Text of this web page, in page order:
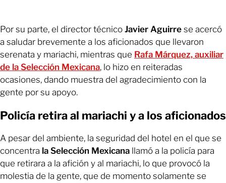
Por su parte, el director técnico Javier Aguirre se acercó
a saludar brevemente a los aficionados que llevaron
serenata y mariachi, mientras que Rafa Márquez, auxiliar
de la Selección Mexicana, lo hizo en reiteradas
ocasiones, dando muestra del agradecimiento con la
gente por su apoyo.
Policía retira al mariachi y a los aficionados
A pesar del ambiente, la seguridad del hotel en el que se
concentra la Selección Mexicana llamó a la policía para
que retirara a la afición y al mariachi, lo que provocó la
molestia de la gente, que de momento solamente se